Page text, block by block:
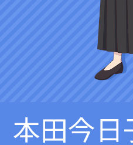
草摩 夾
本田今日
本田勝也
本田 透
草摩由希
草摩 夾
本田今日